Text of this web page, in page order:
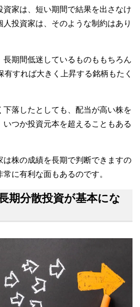
資家は、短い期間で結果を出さなけ
投資家は、そのような制約はあり
長期間低迷しているものももちろん
有すれば大きく上昇する銘柄もたく
下落したとしても、配当が高い株を
つか投資元本を超えることもある
は株の成績を長期で判断できますの
に有利な面もあるのです。
期分散投資が基本にな